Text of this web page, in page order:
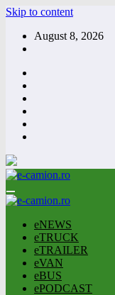
Skip to content
August 8, 2026
eNEWS
eTRUCK
eTRAILER
eVAN
eBUS
ePODCAST